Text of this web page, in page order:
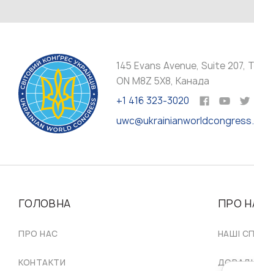
145 Evans Avenue, Suite 207,
ON M8Z 5X8, Канада
+1 416 323-3020
ГОЛОВНА
ПРО НАС
КОНТАКТИ
ПРО
НАШІ